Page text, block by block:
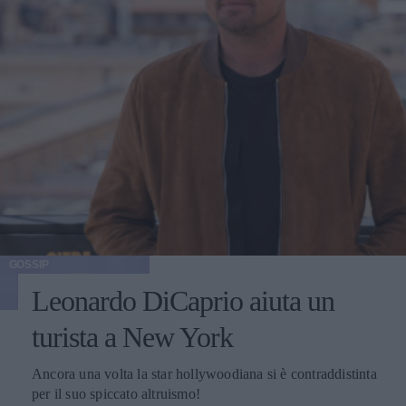
Leonardo DiCaprio aiuta un
turista a New York
Ancora una volta la star hollywoodiana si è contraddistinta
per il suo spiccato altruismo!